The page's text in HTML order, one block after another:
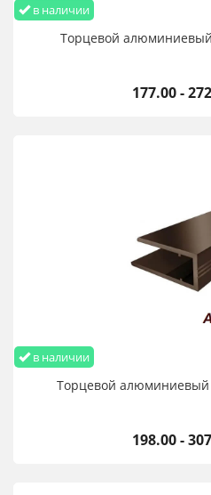
в наличии
Торцевой
177.00 -
в наличии
Торцевой
198.00 -